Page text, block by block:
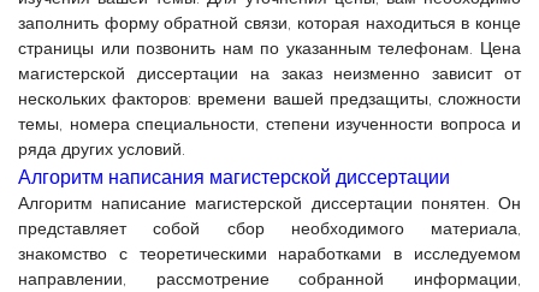
заполнить форму обратной связи, которая находиться в конце
страницы или позвонить нам по указанным телефонам. Цена
магистерской диссертации на заказ неизменно зависит от
нескольких факторов: времени вашей предзащиты, сложности
темы, номера специальности, степени изученности вопроса и
ряда других условий.
Алгоритм написания магистерской диссертации
Алгоритм написание магистерской диссертации понятен. Он
представляет собой сбор необходимого материала,
знакомство с теоретическими наработками в исследуемом
направлении, рассмотрение собранной информации,